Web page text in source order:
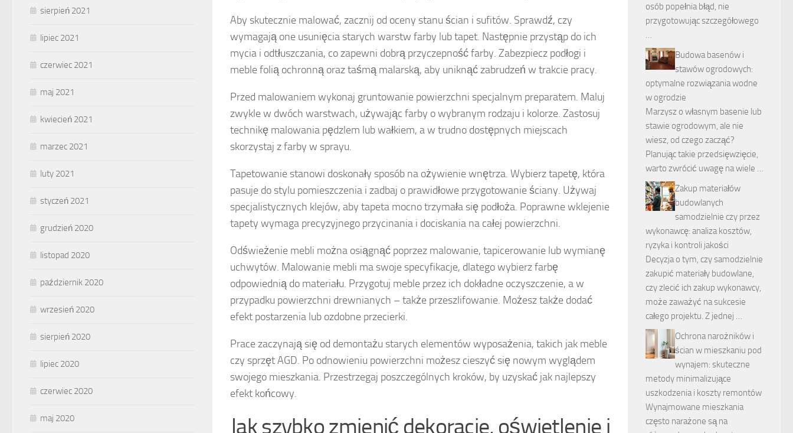
Aby skutecznie malować, zacznij od oceny stanu ścian i sufitów. Sprawdź, czy
wymagają one usunięcia starych warstw farby lub tapet. Następnie przystąp do ich
mycia i odtłuszczania, co zapewni dobrą przyczepność farby. Zabezpiecz podłogi i
meble folią ochronną oraz taśmą malarską, aby uniknąć zabrudzeń w trakcie pracy.
Przed malowaniem wykonaj gruntowanie powierzchni specjalnym preparatem. Maluj
zwykle w dwóch warstwach, używając farby o wybranym rodzaju i kolorze. Zastosuj
technikę malowania pędzlem lub wałkiem, a w trudno dostępnych miejscach
skorzystaj z farby w sprayu.
Tapetowanie stanowi doskonały sposób na ożywienie wnętrza. Wybierz tapetę, która
pasuje do stylu pomieszczenia i zadbaj o prawidłowe przygotowanie ściany. Używaj
specjalistycznych klejów, aby tapeta mocno trzymała się podłoża. Poprawne wklejenie
tapety wymaga precyzyjnego przycinania i dociskania na całej powierzchni.
Odświeżenie mebli można osiągnąć poprzez malowanie, tapicerowanie lub wymianę
uchwytów. Malowanie mebli ma swoje specyfikacje, dlatego wybierz farbę
odpowiednią do materiału. Przygotuj meble przez ich dokładne oczyszczenie, a w
przypadku powierzchni drewnianych – także przeszlifowanie. Możesz także dodać
efekt postarzenia lub ozdobne przecierki.
Prace zaczynają się od demontażu starych elementów wyposażenia, takich jak meble
czy sprzęt AGD. Po odnowieniu powierzchni możesz cieszyć się nowym wyglądem
swojego mieszkania. Przestrzegaj poszczególnych kroków, by uzyskać jak najlepszy
efekt końcowy.
Jak szybko zmienić dekoracje, oświetlenie i
sierpień 2021
lipiec 2021
czerwiec 2021
maj 2021
kwiecień 2021
marzec 2021
luty 2021
styczeń 2021
grudzień 2020
listopad 2020
październik 2020
wrzesień 2020
sierpień 2020
lipiec 2020
czerwiec 2020
maj 2020
osób popełnia błąd, nie
przygotowując szczegółowego
…
Budowa basenów i
stawów ogrodowych:
optymalne rozwiązania wodne
w ogrodzie
Marzysz o własnym basenie lub
stawie ogrodowym, ale nie
wiesz, od czego zacząć?
Planując takie przedsięwzięcie,
warto zwrócić uwagę na wiele …
Zakup materiałów
budowlanych
samodzielnie czy przez
wykonawcę: analiza kosztów,
ryzyka i kontroli jakości
Decyzja o tym, czy samodzielnie
zakupić materiały budowlane,
czy zlecić ich zakup wykonawcy,
może zaważyć na sukcesie
całego projektu. Z jednej …
Ochrona narożników i
ścian w mieszkaniu pod
wynajem: skuteczne
metody minimalizujące
uszkodzenia i koszty remontów
Wynajmowane mieszkania
często narażone są na